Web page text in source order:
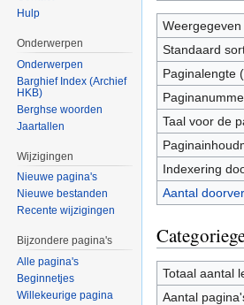
Standaard
Paginalengte
Taal voor de
Indexering
Aantal
Totaal aantal
Aantal
Hulp
Onderwerpen
Onderwerpen
Barghief Index (Archief
HKB)
Berghse woorden
Jaartallen
Wijzigingen
Nieuwe pagina's
Nieuwe bestanden
Recente wijzigingen
Bijzondere pagina's
Alle pagina's
Beginnetjes
Willekeurige pagina